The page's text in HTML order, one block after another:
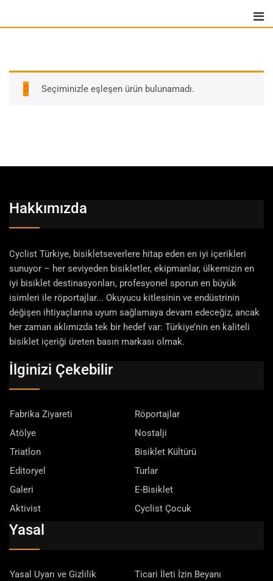
Seçiminizle eşleşen ürün bulunamadı.
Hakkımızda
Cyclist Türkiye, bisikletseverlere hitap eden en iyi içerikleri
sunuyor – her seviyeden bisikletler, ekipmanlar, ülkemizin en
iyi bisiklet destinasyonları, profesyonel sporun en büyük
isimleri ile röportajlar... Okuyucu kitlesinin ve endüstrinin
değişen ihtiyaçlarına uyum sağlamaya devam edeceğiz, ancak
her zaman aklımızda tek bir hedef var: Türkiye’nin en kaliteli
bisiklet içeriği üreten basın markası olmak.
İlginizi Çekebilir
Fabrika Ziyareti
Röportajlar
Atölye
Nostalji
Triatlon
Bisiklet Kültürü
Editoryel
Turlar
Galeri
E-Bisiklet
Aktivist
Cyclist Çocuk
Yasal
Yasal Uyarı ve Gizlilik
Ticari İleti İzin Beyanı